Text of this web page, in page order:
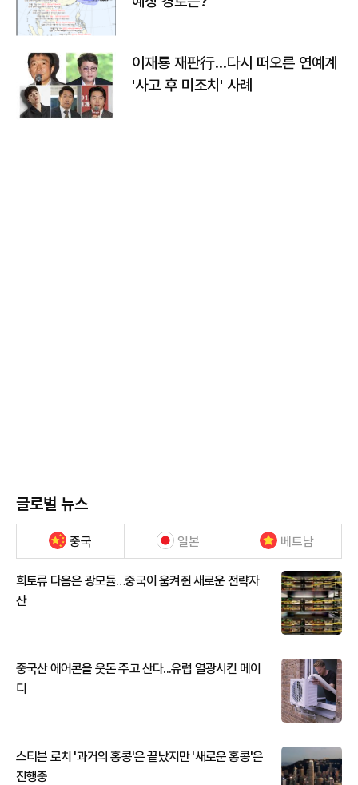
이재룡 재판行…다시 떠오른 연예계
'사고 후 미조치' 사례
글로벌 뉴스
중국 일본 베트남
희토류 다음은 광모듈…중국이 움켜쥔 새로운 전략자
산
중국산 에어콘을 웃돈 주고 산다...유럽 열광시킨 메이
디
스티븐 로치 '과거의 홍콩'은 끝났지만 '새로운 홍콩'은
진행중